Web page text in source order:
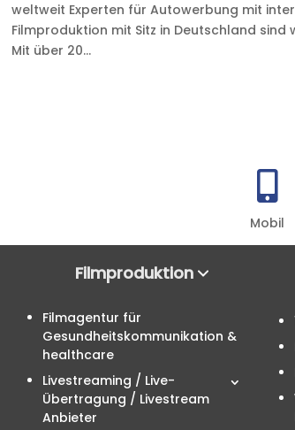
weltweit Experten für Autowerbung mit
Filmproduktion mit Sitz in Deutschland
Mit über 20...

Mobil
Filmproduktion
Filmagentur für
Gesundheitskommunikation &
healthcare
Livestreaming / Live-
Übertragung / Livestream
Anbieter